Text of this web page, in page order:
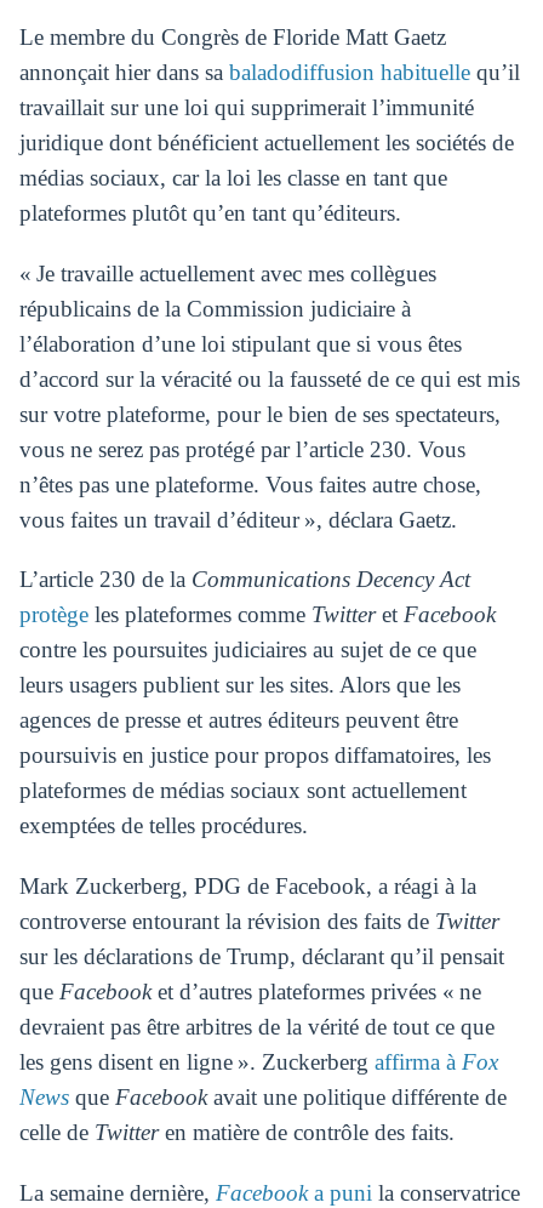
Le membre du Congrès de Floride Matt Gaetz
annonçait hier dans sa baladodiffusion habituellequ’il
travaillait sur une loi qui supprimerait l’immunité
juridique dont bénéficient actuellement les sociétés de
médias sociaux, car la loi les classe en tant que
plateformes plutôt qu’en tant qu’éditeurs.
« Je travaille actuellement avec mes collègues
républicains de la Commission judiciaire à
l’élaboration d’une loi stipulant que si vous êtes
d’accord sur la véracité ou la fausseté de ce qui est mis
sur votre plateforme, pour le bien de ses spectateurs,
vous ne serez pas protégé par l’article 230. Vous
n’êtes pas une plateforme. Vous faites autre chose,
vous faites un travail d’éditeur », déclara Gaetz.
L’article 230 de la Communications Decency Act
protègeles plateformes comme Twitteret Facebook
contre les poursuites judiciaires au sujet de ce que
leurs usagers publient sur les sites. Alors que les
agences de presse et autres éditeurs peuvent être
poursuivis en justice pour propos diffamatoires, les
plateformes de médias sociaux sont actuellement
exemptées de telles procédures.
Mark Zuckerberg, PDG de Facebook, a réagi à la
controverse entourant la révision des faits de Twitter
sur les déclarations de Trump, déclarant qu’il pensait
que Facebooket d’autres plateformes privées « ne
devraient pas être arbitres de la vérité de tout ce que
les gens disent en ligne ». Zuckerberg affirma à Fox
Newsque Facebookavait une politique différente de
celle de Twitteren matière de contrôle des faits.
La semaine dernière, Facebooka puni la conservatrice